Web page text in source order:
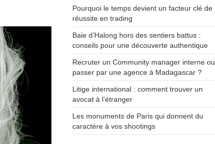
Pourquoi le temps devient un facteur clé de
réussite en trading
Baie d’Halong hors des sentiers battus :
conseils pour une découverte authentique
Recruter un Community manager interne ou
passer par une agence à Madagascar ?
Litige international : comment trouver un
avocat à l’étranger
Les monuments de Paris qui donnent du
caractère à vos shootings